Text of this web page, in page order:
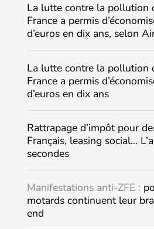
La lutte contre la pollution
France a permis
d’euros en dix ans, selon
La lutte contre la pollution
France a permis
d’euros en dix ans
Rattrapage d’impôt pour
Français, leasing social…
secondes
Manifestations anti-ZFE :
motards continuent leur
end